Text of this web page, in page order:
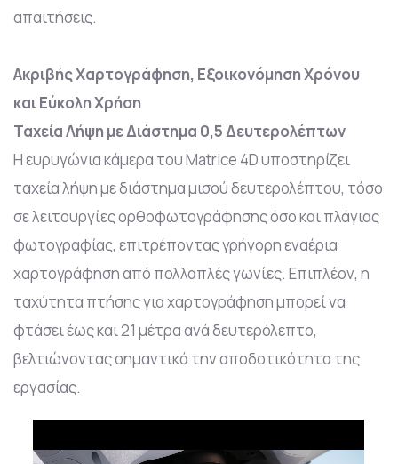
απαιτήσεις.
Ακριβής Χαρτογράφηση, Εξοικονόμηση Χρόνου
και Εύκολη Χρήση
Ταχεία Λήψη με Διάστημα 0,5 Δευτερολέπτων
Η ευρυγώνια κάμερα του Matrice 4D υποστηρίζει
ταχεία λήψη με διάστημα μισού δευτερολέπτου, τόσο
σε λειτουργίες ορθοφωτογράφησης όσο και πλάγιας
φωτογραφίας, επιτρέποντας γρήγορη εναέρια
χαρτογράφηση από πολλαπλές γωνίες. Επιπλέον, η
ταχύτητα πτήσης για χαρτογράφηση μπορεί να
φτάσει έως και 21 μέτρα ανά δευτερόλεπτο,
βελτιώνοντας σημαντικά την αποδοτικότητα της
εργασίας.